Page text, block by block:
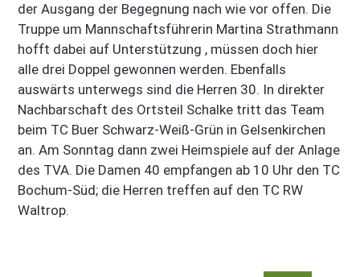
der Ausgang der Begegnung nach wie vor offen. Die
Truppe um Mannschaftsführerin Martina Strathmann
hofft dabei auf Unterstützung , müssen doch hier
alle drei Doppel gewonnen werden. Ebenfalls
auswärts unterwegs sind die Herren 30. In direkter
Nachbarschaft des Ortsteil Schalke tritt das Team
beim TC Buer Schwarz-Weiß-Grün in Gelsenkirchen
an. Am Sonntag dann zwei Heimspiele auf der Anlage
des TVA. Die Damen 40 empfangen ab 10 Uhr den TC
Bochum-Süd; die Herren treffen auf den TC RW
Waltrop.